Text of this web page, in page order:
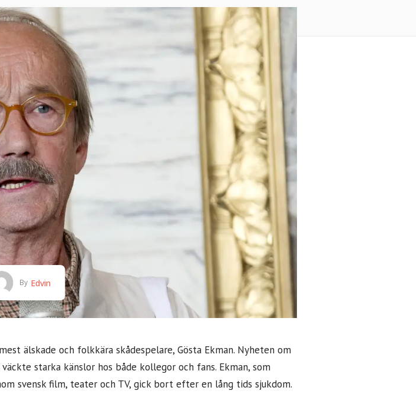
By Edvin
älskade och folkkära skådespelare, Gösta Ekman. Nyheten om
starka känslor hos både kollegor och fans. Ekman, som
svensk film, teater och TV, gick bort efter en lång tids sjukdom.